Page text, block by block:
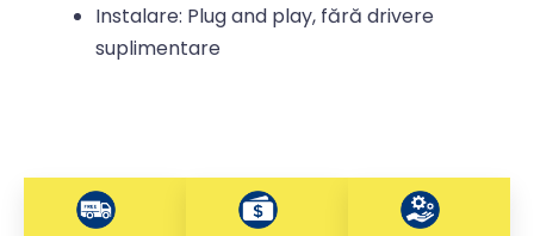
Instalare: Plug and play, fără drivere
suplimentare